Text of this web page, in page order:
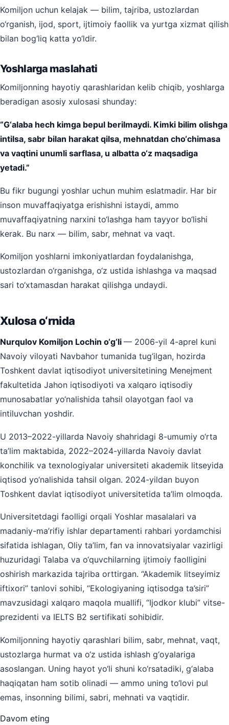
Komiljon uchun kelajak — bilim, tajriba, ustozlardan
o‘rganish, ijod, sport, ijtimoiy faollik va yurtga xizmat qilish
bilan bog‘liq katta yo‘ldir.
Yoshlarga maslahati
Komiljonning hayotiy qarashlaridan kelib chiqib, yoshlarga
beradigan asosiy xulosasi shunday:
“G‘alaba hech kimga bepul berilmaydi. Kimki bilim olishga
intilsa, sabr bilan harakat qilsa, mehnatdan cho‘chimasa
va vaqtini unumli sarflasa, u albatta o‘z maqsadiga
yetadi.”
Bu fikr bugungi yoshlar uchun muhim eslatmadir. Har bir
inson muvaffaqiyatga erishishni istaydi, ammo
muvaffaqiyatning narxini to‘lashga ham tayyor bo‘lishi
kerak. Bu narx — bilim, sabr, mehnat va vaqt.
Komiljon yoshlarni imkoniyatlardan foydalanishga,
ustozlardan o‘rganishga, o‘z ustida ishlashga va maqsad
sari to‘xtamasdan harakat qilishga undaydi.
Xulosa o‘rnida
Nurqulov Komiljon Lochin o‘g‘li — 2006-yil 4-aprel kuni
Navoiy viloyati Navbahor tumanida tug‘ilgan, hozirda
Toshkent davlat iqtisodiyot universitetining Menejment
fakultetida Jahon iqtisodiyoti va xalqaro iqtisodiy
munosabatlar yo‘nalishida tahsil olayotgan faol va
intiluvchan yoshdir.
U 2013–2022-yillarda Navoiy shahridagi 8-umumiy o‘rta
ta’lim maktabida, 2022–2024-yillarda Navoiy davlat
konchilik va texnologiyalar universiteti akademik litseyida
iqtisod yo‘nalishida tahsil olgan. 2024-yildan buyon
Toshkent davlat iqtisodiyot universitetida ta’lim olmoqda.
Universitetdagi faolligi orqali Yoshlar masalalari va
madaniy-ma’rifiy ishlar departamenti rahbari yordamchisi
sifatida ishlagan, Oliy ta’lim, fan va innovatsiyalar vazirligi
huzuridagi Talaba va o‘quvchilarning ijtimoiy faolligini
oshirish markazida tajriba orttirgan. “Akademik litseyimiz
iftixori” tanlovi sohibi, “Ekologiyaning iqtisodga ta’siri”
mavzusidagi xalqaro maqola muallifi, “Ijodkor klubi” vitse-
prezidenti va IELTS B2 sertifikati sohibidir.
Komiljonning hayotiy qarashlari bilim, sabr, mehnat, vaqt,
ustozlarga hurmat va o‘z ustida ishlash g‘oyalariga
asoslangan. Uning hayot yo‘li shuni ko‘rsatadiki, g‘alaba
haqiqatan ham sotib olinadi — ammo uning to‘lovi pul
emas, insonning bilimi, sabri, mehnati va vaqtidir.
Davom eting